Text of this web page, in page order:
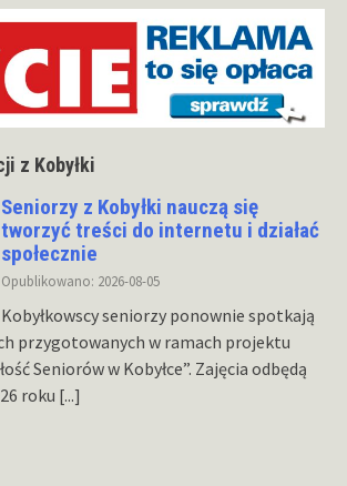
z Kobyłki
Seniorzy z Kobyłki nauczą się
tworzyć treści do internetu i działać
społecznie
Opublikowano: 2026-08-05
Kobyłkowscy seniorzy ponownie spotkają
przygotowanych w ramach projektu
Seniorów w Kobyłce”. Zajęcia odbędą
roku [...]